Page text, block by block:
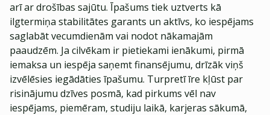
arī ar drošības sajūtu. Īpašums tiek uztverts kā
ilgtermiņa stabilitātes garants un aktīvs, ko iespējams
saglabāt vecumdienām vai nodot nākamajām
paaudzēm. Ja cilvēkam ir pietiekami ienākumi, pirmā
iemaksa un iespēja saņemt finansējumu, drīzāk viņš
izvēlēsies iegādāties īpašumu. Turpretī īre kļūst par
risinājumu dzīves posmā, kad pirkums vēl nav
iespējams, piemēram, studiju laikā, karjeras sākumā,